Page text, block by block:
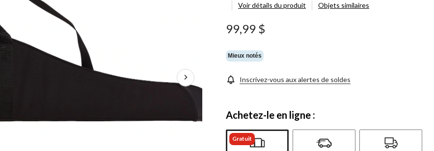
Voir détails du produit
Objets similaires
99,99 $
Mieux notés
Inscrivez-vous aux alertes de soldes
Achetez-le en ligne :
Gratuit